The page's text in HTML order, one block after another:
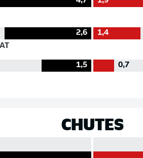
2,6
1,4
1,5
0,7
CHUTES